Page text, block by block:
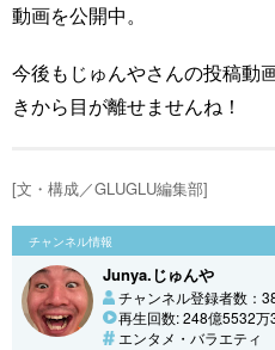
動画を公開中。
今後もじゅんやさんの投稿動
きから目が離せませんね！
[文・構成／GLUGLU編集部]
チャンネル情報
Junya.じゅんや
チャンネル登録者数：
再生回数: 248億5532万
エンタメ・バラエティ